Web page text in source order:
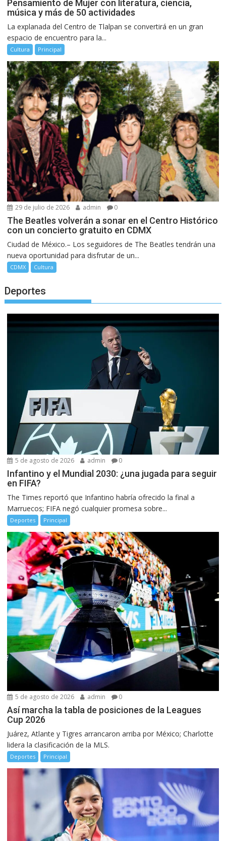
Pensamiento de Mujer con literatura, ciencia,
música y más de 50 actividades
La explanada del Centro de Tlalpan se convertirá en un gran
espacio de encuentro para la...
Cultura Principal
29 de julio de 2026 admin 0
The Beatles volverán a sonar en el Centro Histórico
con un concierto gratuito en CDMX
Ciudad de México.– Los seguidores de The Beatles tendrán una
nueva oportunidad para disfrutar de un...
CDMX Cultura
Deportes
5 de agosto de 2026 admin 0
Infantino y el Mundial 2030: ¿una jugada para seguir
en FIFA?
The Times reportó que Infantino habría ofrecido la final a
Marruecos; FIFA negó cualquier promesa sobre...
Deportes Principal
5 de agosto de 2026 admin 0
Así marcha la tabla de posiciones de la Leagues
Cup 2026
Juárez, Atlante y Tigres arrancaron arriba por México; Charlotte
lidera la clasificación de la MLS.
Deportes Principal